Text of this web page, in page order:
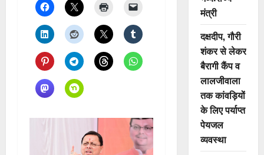
मंत्री
दक्षदीप, गौरी
शंकर से लेकर
बैरागी कैंप व
लालजीवाला
तक कांवड़ियों
के लिए पर्याप्त
पेयजल
व्यवस्था